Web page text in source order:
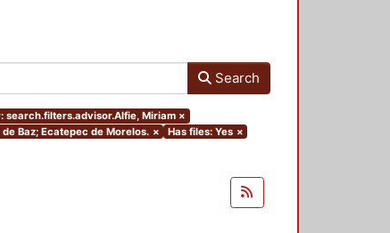
Search
search.filters.advisor.Alfie, Miriam ×
Baz; Ecatepec de Morelos. × Has files: Yes ×